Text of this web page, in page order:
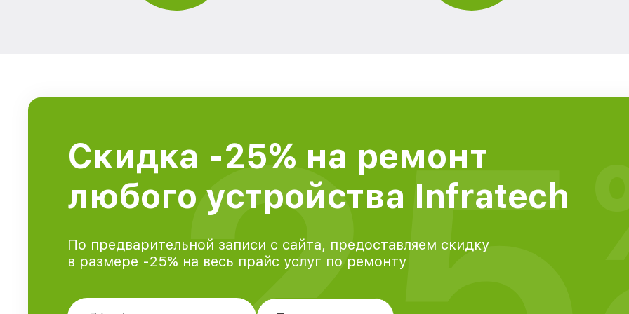
Скидка -25% на ремонт
любого устройства Infratech
По предварительной записи с сайта, предоставляем скидку
в размере -25% на весь прайс услуг по ремонту